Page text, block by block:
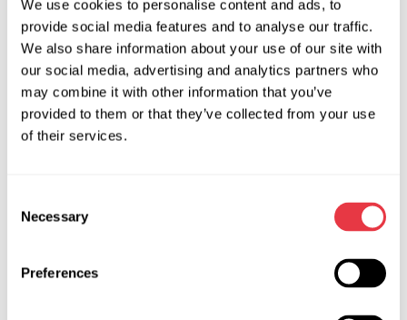
We use cookies to personalise content and ads, to
provide social media features and to analyse our traffic.
We also share information about your use of our site with
our social media, advertising and analytics partners who
may combine it with other information that you’ve
provided to them or that they’ve collected from your use
of their services.
Selection
Necessary
Preferences
Pojemność zbiornika, l
Maksymalna moc modułu
MS900A, kW
12
Maksymalna moc modułu
Typ filtrów płukanych
DPF (DPF + SCR),
GPF